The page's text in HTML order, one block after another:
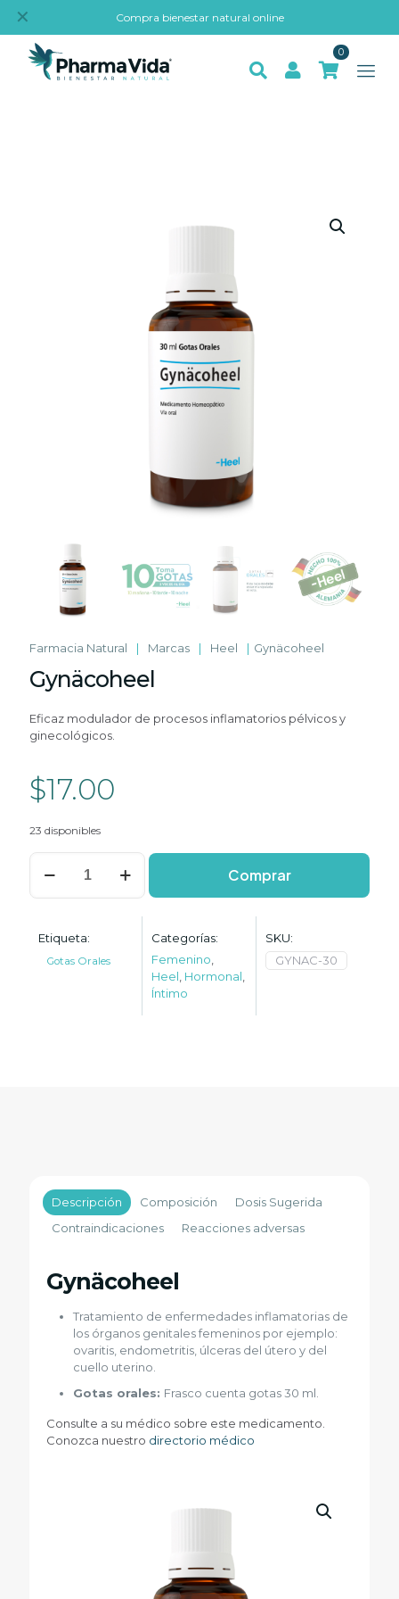
Compra bienestar natural online
✕
0
Farmacia Natural | Marcas | Heel | Gynäcoheel
Gynäcoheel
Eficaz modulador de procesos inflamatorios pélvicos y
ginecológicos.
$17.00
23 disponibles
Gynäcoheel
cantidad
Comprar
Etiqueta:
Gotas Orales
Categorías:
Femenino
Heel Hormonal
Íntimo
SKU:
GYNAC-30
Descripción Composición
Dosis Sugerida
Contraindicaciones
Reacciones adversas
Gynäcoheel
Tratamiento de enfermedades inflamatorias de
los órganos genitales femeninos por ejemplo:
ovaritis, endometritis, úlceras del útero y del
cuello uterino.
Gotas orales: Frasco cuenta gotas 30 ml.
Consulte a su médico sobre este medicamento.
Conozca nuestro directorio médico